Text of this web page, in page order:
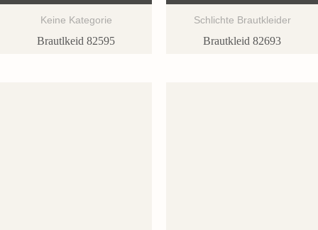
Keine Kategorie
Brautlkeid 82595
Schlichte Brautkleider
Brautkleid 82693